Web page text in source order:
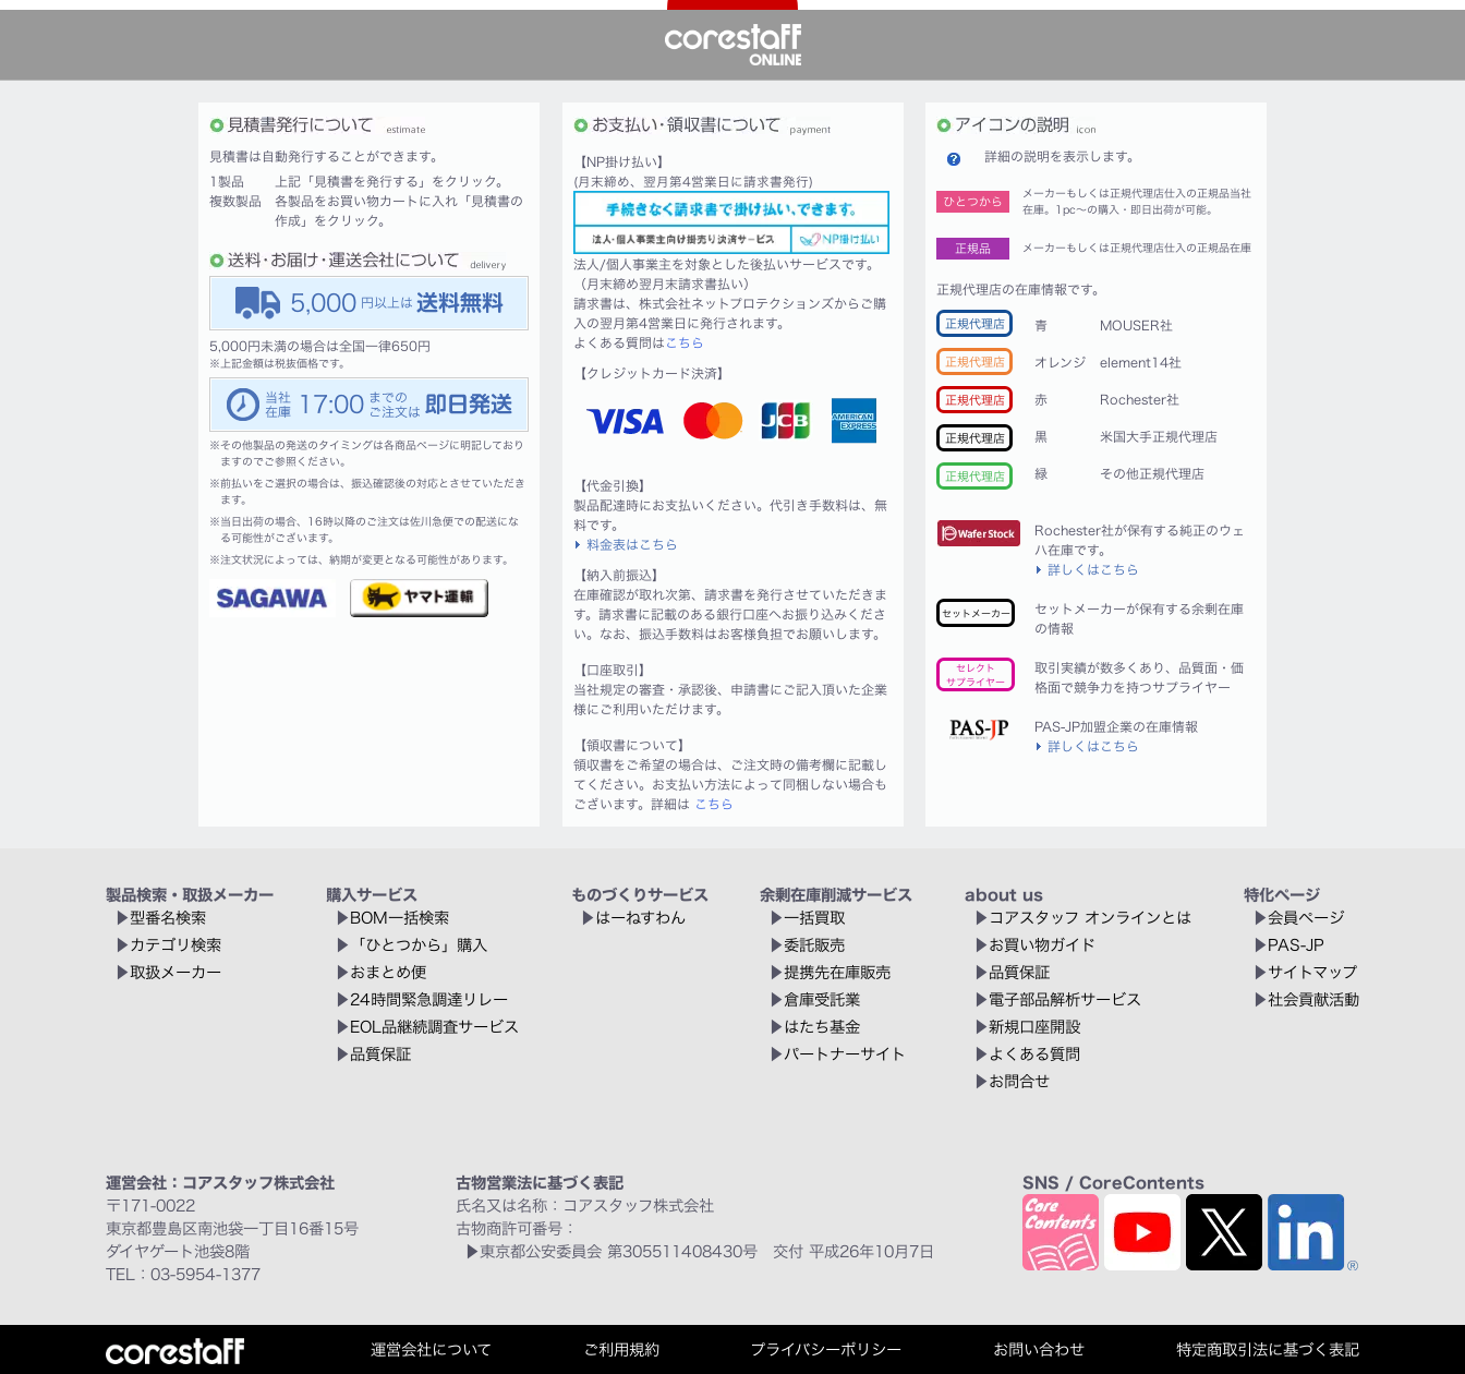
見積書は自動発行することができます。
1製品
上記「見積書を発行する」をクリック。
複数製品
各製品をお買い物カートに入れ「見積書の
作成」をクリック。
5,000
5,000円未満の場合は全国一律650円
※ 上記金額は税抜価格です。
17:00
※その他製品の発送のタイミングは各商品ページに明記しており
ますのでご参照ください。
※前払いをご選択の場合は、振込確認後の対応とさせていただき
ます。
※ 当日出荷の場合、16時以降のご注文は佐川急便での配送にな
る可能性がございます。
※注文状況によっては、納期が変更となる可能性があります。
【NP掛け払い】
(月末締め、翌月第4営業日に請求書発行)
法人/個人事業主を対象とした後払いサービスです。
（月末締め翌月末請求書払い）
請求書は、株式会社ネットプロテクションズからご購
入の翌月第4営業日に発行されます。
よくある質問は こちら
【クレジットカード決済】
【代金引換】
製品配達時にお支払いください。代引き手数料は、無
料です。
料金表はこちら
【納入前振込】
在庫確認が取れ次第、請求書を発行させていただきま
す。請求書に記載のある銀行口座へお振り込みくださ
い。なお、振込手数料はお客様負担でお願いします。
【口座取引】
当社規定の審査・承認後、申請書にご記入頂いた企業
様にご利用いただけます。
【領収書について】
領収書をご希望の場合は、ご注文時の備考欄に記載し
てください。お支払い方法によって同梱しない場合も
ございます。詳細は こちら
詳細の説明を表示します。
ひとつから
メーカーもしくは正規代理店仕入の正規品当社
在庫。1pc〜の購入・即日出荷が可能。
正規品 メーカーもしくは正規代理店仕入の正規品在庫
正規代理店の在庫情報です。
正規代理店
正規代理店
正規代理店
正規代理店
正規代理店
青 MOUSER社
オレンジ element14社
赤 Rochester社
黒 米国大手正規代理店
緑 その他正規代理店
Rochester社が保有する純正のウェ
ハ在庫です。
詳しくはこちら
セットメーカー
セットメーカーが保有する余剰在庫
の情報
セレクト
サプライヤー
取引実績が数多くあり、品質面・価
格面で競争力を持つサプライヤー
PAS-JP加盟企業の在庫情報
詳しくはこちら
製品検索・取扱メーカー
型番名検索
カテゴリ検索
取扱メーカー
購入サービス
BOM一括検索
「ひとつから」購入
おまとめ便
24時間緊急調達リレー
EOL品継続調査サービス
品質保証
ものづくりサービス
はーねすわん
余剰在庫削減サービス
一括買取
委託販売
提携先在庫販売
倉庫受託業
はたち基金
パートナーサイト
about us
コアスタッフ オンラインとは
お買い物ガイド
品質保証
電子部品解析サービス
新規口座開設
よくある質問
お問合せ
特化ページ
会員ページ
PAS-JP
サイトマップ
社会貢献活動
運営会社：コアスタッフ株式会社
〒171-0022
東京都豊島区南池袋一丁目16番15号
ダイヤゲート池袋8階
TEL：03-5954-1377
古物営業法に基づく表記
氏名又は名称：コアスタッフ株式会社
古物商許可番号：
東京都公安委員会 第305511408430号 交付 平成26年10月7日
SNS / CoreContents
運営会社について ご利用規約 プライバシーポリシー お問い合わせ 特定商取引法に基づく表記